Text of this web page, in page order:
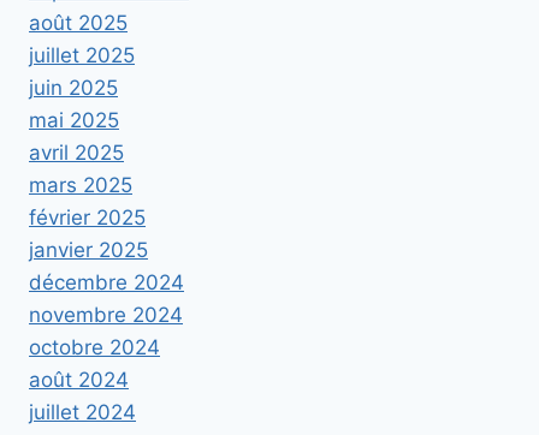
août 2025
juillet 2025
juin 2025
mai 2025
avril 2025
mars 2025
février 2025
janvier 2025
décembre 2024
novembre 2024
octobre 2024
août 2024
juillet 2024